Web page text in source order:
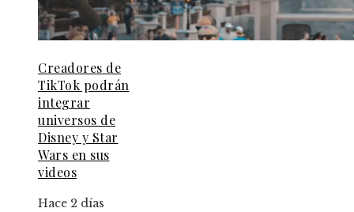
Creadores de
TikTok podrán
integrar
universos de
Disney y Star
Wars en sus
videos
Hace 2 días